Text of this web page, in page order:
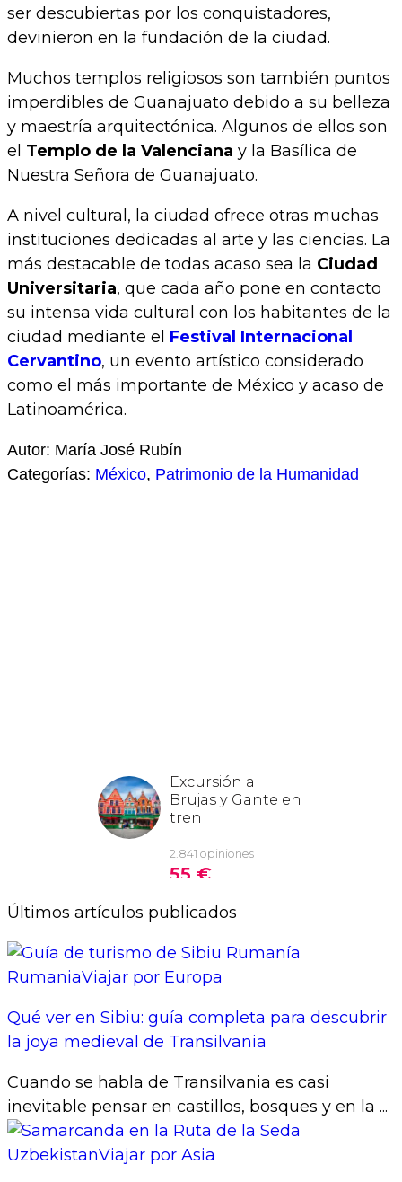
ser descubiertas por los conquistadores,
devinieron en la fundación de la ciudad.
Muchos templos religiosos son también puntos
imperdibles de Guanajuato debido a su belleza
y maestría arquitectónica. Algunos de ellos son
el Templo de la Valenciana y la Basílica de
Nuestra Señora de Guanajuato.
A nivel cultural, la ciudad ofrece otras muchas
instituciones dedicadas al arte y las ciencias. La
más destacable de todas acaso sea la Ciudad
Universitaria, que cada año pone en contacto
su intensa vida cultural con los habitantes de la
ciudad mediante el Festival Internacional
Cervantino, un evento artístico considerado
como el más importante de México y acaso de
Latinoamérica.
Autor: María José Rubín
Categorías: México, Patrimonio de la Humanidad
Últimos artículos publicados
RumaniaViajar por Europa
Qué ver en Sibiu: guía completa para descubrir
la joya medieval de Transilvania
Cuando se habla de Transilvania es casi
inevitable pensar en castillos, bosques y en la ...
UzbekistanViajar por Asia